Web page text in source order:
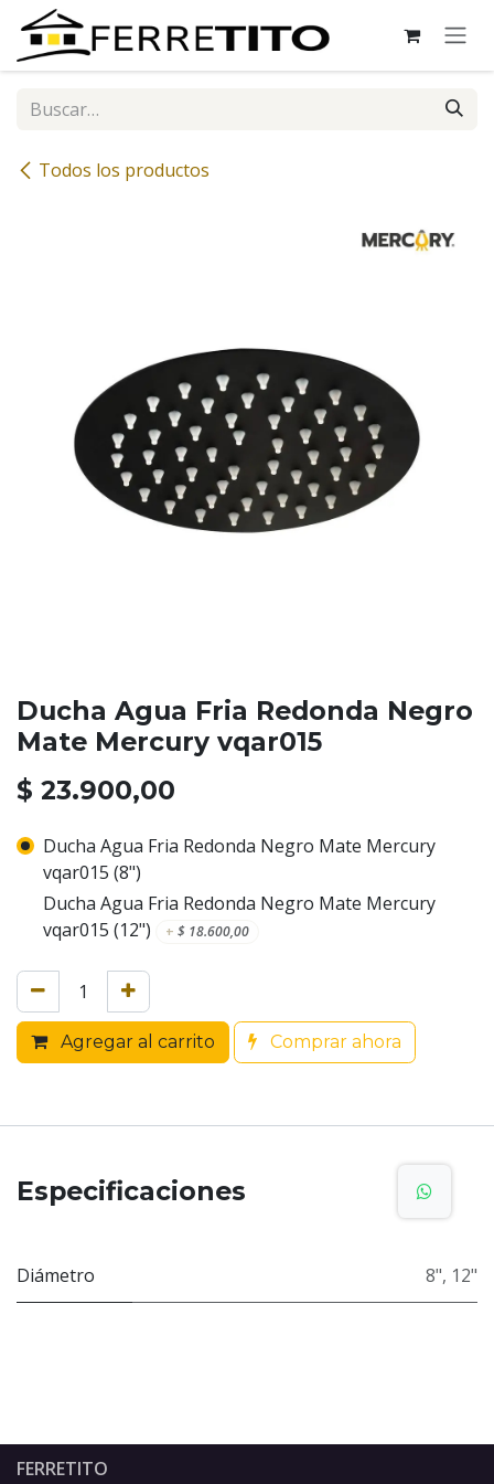
Ir al contenido
Todos los productos
Ducha Agua Fria Redonda Negro
Mate Mercury vqar015
$ 23.900,00
Ducha Agua Fria Redonda Negro Mate Mercury
vqar015 (8")
Ducha Agua Fria Redonda Negro Mate Mercury
vqar015 (12")
+ $ 18.600,00
Agregar al carrito Comprar ahora
Especificaciones
Diámetro 8", 12"
FERRETITO